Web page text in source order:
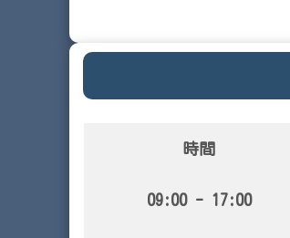
時間
09:00 - 17:00